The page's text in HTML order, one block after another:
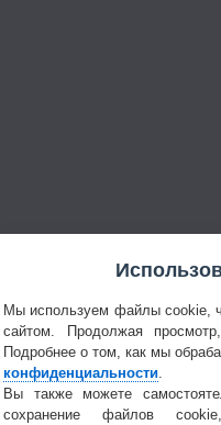
Мы используем файлы cookie,
сайтом. Продолжая
Подробнее о том, как мы
конфиденциальности
Вы также можете
сохранение файлов